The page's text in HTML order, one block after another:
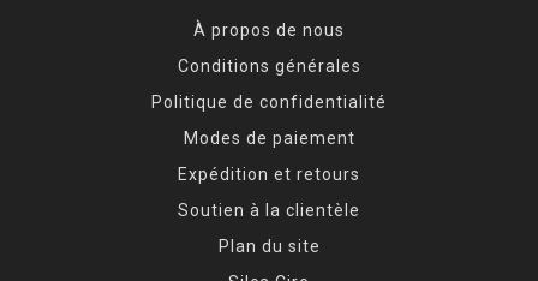
À propos de nous
Conditions générales
Politique de confidentialité
Modes de paiement
Expédition et retours
Soutien à la clientèle
Plan du site